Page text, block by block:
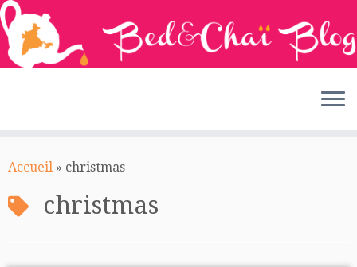
auAccueil » christmas
christmas